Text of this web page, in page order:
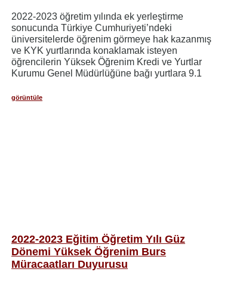
2022-2023 öğretim yılında ek yerleştirme
sonucunda Türkiye Cumhuriyeti’ndeki
üniversitelerde öğrenim görmeye hak kazanmış
ve KYK yurtlarında konaklamak isteyen
öğrencilerin Yüksek Öğrenim Kredi ve Yurtlar
Kurumu Genel Müdürlüğüne bağı yurtlara 9.1
görüntüle
2022-2023 Eğitim Öğretim Yılı Güz
Dönemi Yüksek Öğrenim Burs
Müracaatları Duyurusu